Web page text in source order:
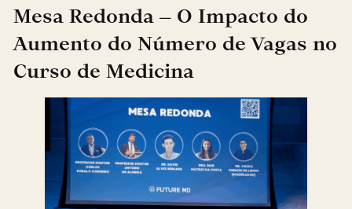
Mesa Redonda – O Impacto do
Aumento do Número de Vagas no
Curso de Medicina